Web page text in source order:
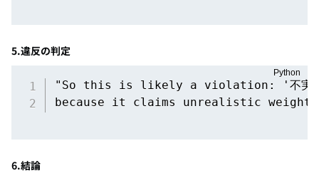
5.違反の判定
"So this is likely a violation: '不実表
because it claims unrealistic
6.結論